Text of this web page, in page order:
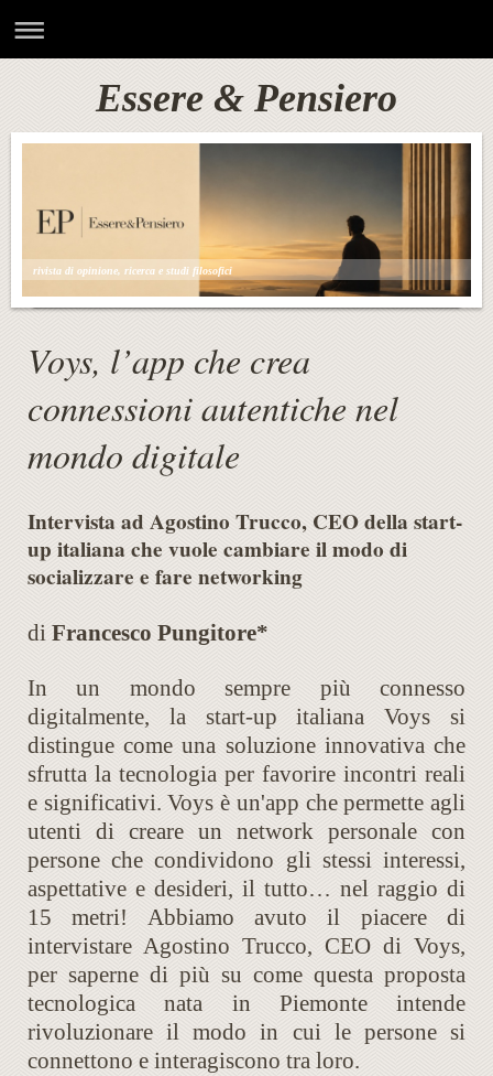
Essere & Pensiero
rivista di opinione, ricerca e studi filosofici
Voys, l’app che crea
connessioni autentiche nel
mondo digitale
Intervista ad Agostino Trucco, CEO della start-
up italiana che vuole cambiare il modo di
socializzare e fare networking
di Francesco Pungitore*
In un mondo sempre più connesso
digitalmente, la start-up italiana Voys si
distingue come una soluzione innovativa che
sfrutta la tecnologia per favorire incontri reali
e significativi. Voys è un'app che permette agli
utenti di creare un network personale con
persone che condividono gli stessi interessi,
aspettative e desideri, il tutto… nel raggio di
15 metri! Abbiamo avuto il piacere di
intervistare Agostino Trucco, CEO di Voys,
per saperne di più su come questa proposta
tecnologica nata in Piemonte intende
rivoluzionare il modo in cui le persone si
connettono e interagiscono tra loro.